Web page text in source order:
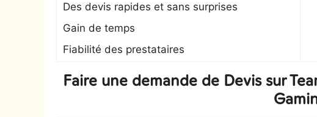
Des devis rapides et sans surprises
Gain de temps
Fiabilité des prestataires
Faire une demande de Devis sur